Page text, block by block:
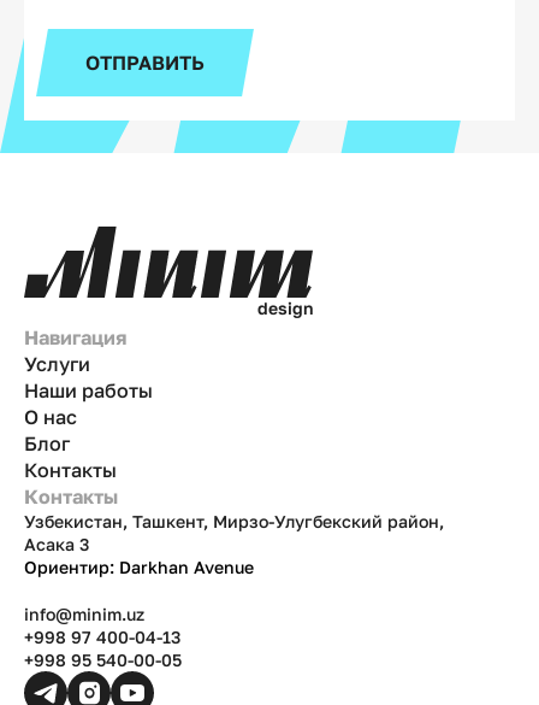
ОТПРАВИТЬ
design
Навигация
Услуги
Наши работы
О нас
Блог
Контакты
Контакты
Узбекистан, Ташкент, Мирзо-Улугбекский район,
Асака 3
Ориентир: Darkhan Avenue
info@minim.uz
+998 97 400-04-13
+998 95 540-00-05